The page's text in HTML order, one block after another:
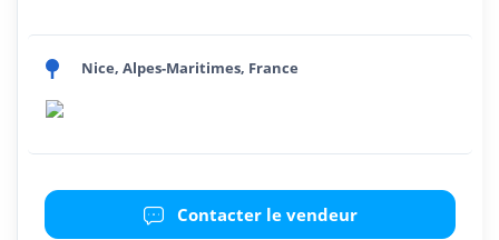
Nice, Alpes-Maritimes, France
Contacter le vendeur